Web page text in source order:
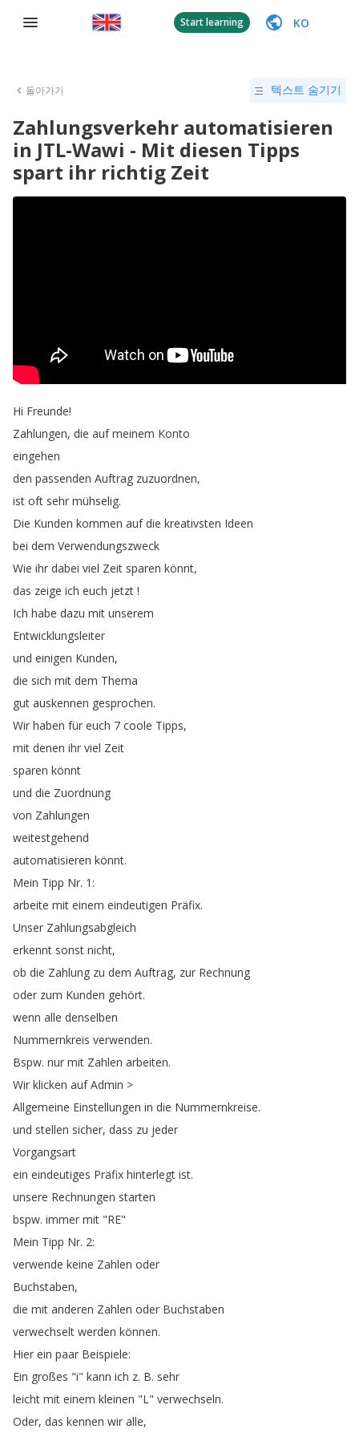
Start learning KO
돌아가기 텍스트 숨기기
Zahlungsverkehr automatisieren
in JTL-Wawi - Mit diesen Tipps
spart ihr richtig Zeit
Hi Freunde!
Zahlungen, die auf meinem Konto
eingehen
den passenden Auftrag zuzuordnen,
ist oft sehr mühselig.
Die Kunden kommen auf die kreativsten Ideen
bei dem Verwendungszweck
Wie ihr dabei viel Zeit sparen könnt,
das zeige ich euch jetzt !
Ich habe dazu mit unserem
Entwicklungsleiter
und einigen Kunden,
die sich mit dem Thema
gut auskennen gesprochen.
Wir haben für euch 7 coole Tipps,
mit denen ihr viel Zeit
sparen könnt
und die Zuordnung
von Zahlungen
weitestgehend
automatisieren könnt.
Mein Tipp Nr. 1:
arbeite mit einem eindeutigen Präfix.
Unser Zahlungsabgleich
erkennt sonst nicht,
ob die Zahlung zu dem Auftrag, zur Rechnung
oder zum Kunden gehört.
wenn alle denselben
Nummernkreis verwenden.
Bspw. nur mit Zahlen arbeiten.
Wir klicken auf Admin >
Allgemeine Einstellungen in die Nummernkreise.
und stellen sicher, dass zu jeder
Vorgangsart
ein eindeutiges Präfix hinterlegt ist.
unsere Rechnungen starten
bspw. immer mit "RE"
Mein Tipp Nr. 2:
verwende keine Zahlen oder
Buchstaben,
die mit anderen Zahlen oder Buchstaben
verwechselt werden können.
Hier ein paar Beispiele:
Ein großes "i" kann ich z. B. sehr
leicht mit einem kleinen "L" verwechseln.
Oder, das kennen wir alle,